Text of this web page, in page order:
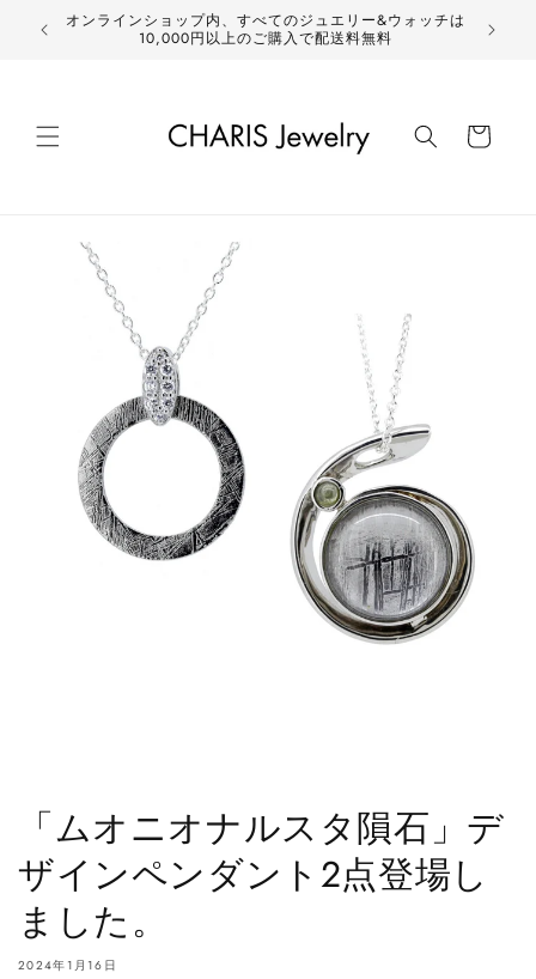
ンツにオンラインショップ内、すべてのジュエリー&ウォッチは
10,000円以上のご購入で配送料無料
ー
「ムオニオナルスタ隕石」デ
ザインペンダント2点登場し
ました。
2024年1月16日